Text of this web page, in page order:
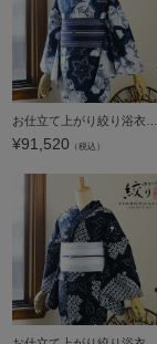
¥91,520 （税込）